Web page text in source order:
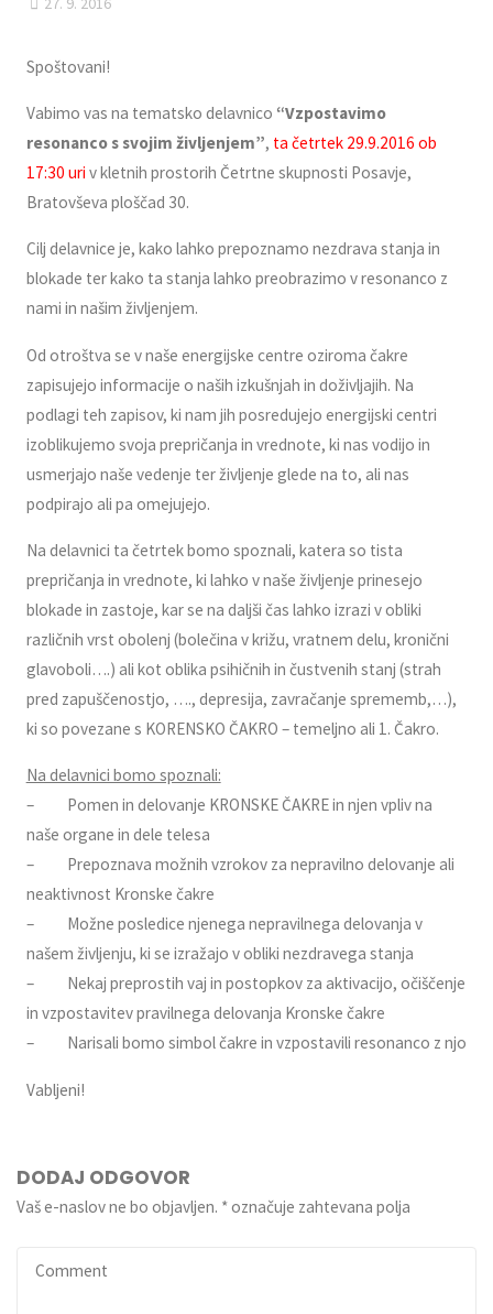
Spoštovani!
Vabimo vas na tematsko delavnico “Vzpostavimo
resonanco s svojim življenjem”, ta četrtek 29.9.2016 ob
17:30 uri v kletnih prostorih Četrtne skupnosti Posavje,
Bratovševa ploščad 30.
Cilj delavnice je, kako lahko prepoznamo nezdrava stanja in
blokade ter kako ta stanja lahko preobrazimo v resonanco z
nami in našim življenjem.
Od otroštva se v naše energijske centre oziroma čakre
zapisujejo informacije o naših izkušnjah in doživljajih. Na
podlagi teh zapisov, ki nam jih posredujejo energijski centri
izoblikujemo svoja prepričanja in vrednote, ki nas vodijo in
usmerjajo naše vedenje ter življenje glede na to, ali nas
podpirajo ali pa omejujejo.
Na delavnici ta četrtek bomo spoznali, katera so tista
prepričanja in vrednote, ki lahko v naše življenje prinesejo
blokade in zastoje, kar se na daljši čas lahko izrazi v obliki
različnih vrst obolenj (bolečina v križu, vratnem delu, kronični
glavoboli….) ali kot oblika psihičnih in čustvenih stanj (strah
pred zapuščenostjo, …., depresija, zavračanje sprememb,…),
ki so povezane s KORENSKO ČAKRO – temeljno ali 1. Čakro.
Na delavnici bomo spoznali:
– Pomen in delovanje KRONSKE ČAKRE in njen vpliv na
naše organe in dele telesa
– Prepoznava možnih vzrokov za nepravilno delovanje ali
neaktivnost Kronske čakre
– Možne posledice njenega nepravilnega delovanja v
našem življenju, ki se izražajo v obliki nezdravega stanja
– Nekaj preprostih vaj in postopkov za aktivacijo, očiščenje
in vzpostavitev pravilnega delovanja Kronske čakre
– Narisali bomo simbol čakre in vzpostavili resonanco z njo
Vabljeni!
DODAJ ODGOVOR
Vaš e-naslov ne bo objavljen. *označuje zahtevana polja